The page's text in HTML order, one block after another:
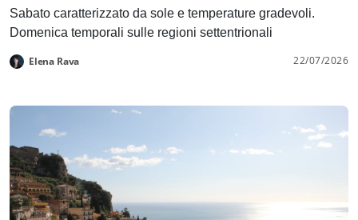
Sabato caratterizzato da sole e temperature gradevoli.
Domenica temporali sulle regioni settentrionali
Elena Rava 22/07/2026